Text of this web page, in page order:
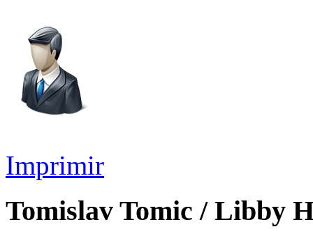
Imprimir
Tomislav Tomic / Libby